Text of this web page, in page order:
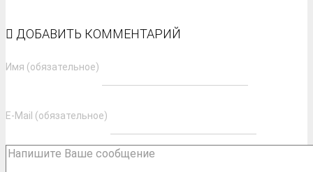
ДОБАВИТЬ КОММЕНТАРИЙ
Имя (обязательное)
E-Mail (обязательное)